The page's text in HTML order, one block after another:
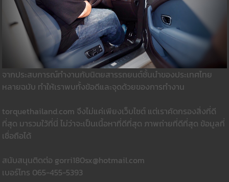
จากประสบการณ์ทำงานกับนิตยสารรถยนต์ชั้นนำของประเทศไทย
หลายฉบับ ทำให้เราพบทั้งข้อดีและจุดด้วยของการทำงาน
torquethailand.com จึงไม่แค่เพียงเว็บไซต์ แต่เราคัดกรองสิ่งที่ดี
ที่สุด มารวมใว้ที่นี่ ไม่ว่าจะเป็นเนื้อหาที่ดีที่สุด ภาพถ่ายที่ดีที่สุด ข้อมูลที่
เชื่อถือได้
สนับสนุนติดต่อ gorri180sx@hotmail.com
เบอร์โทร 065-455-5393